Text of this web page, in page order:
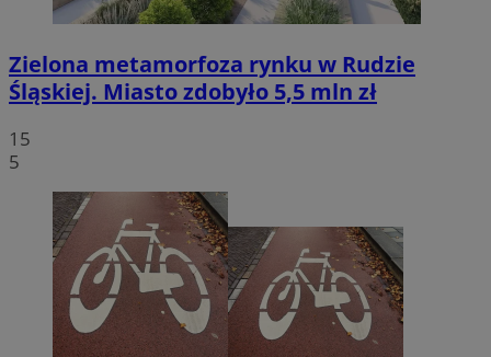
Zielona metamorfoza rynku w Rudzie
Śląskiej. Miasto zdobyło 5,5 mln zł
15
5